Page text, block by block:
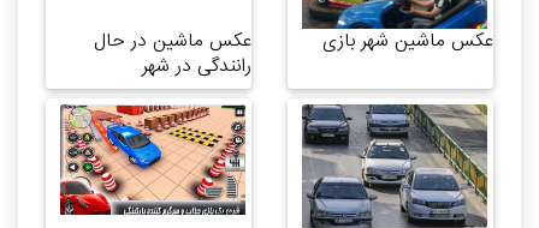
عکس ماشین شهر بازی
عکس ماشین در حال
رانندگی در شهر